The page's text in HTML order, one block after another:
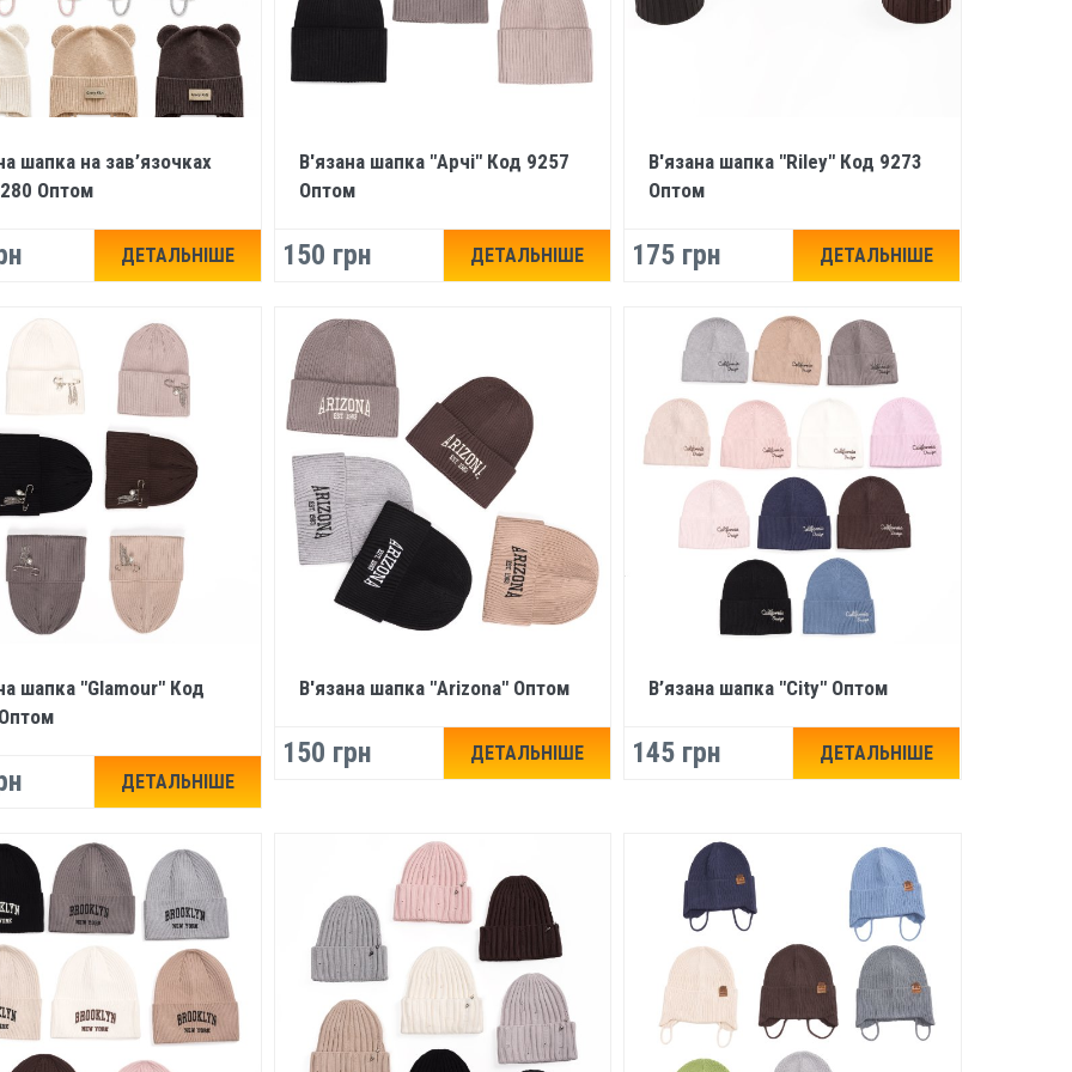
шапка на зав’язочках
Оптом
ДЕТАЛЬНІШЕ
В'язана шапка "Арчі" Код 9257
Оптом
150 грн ДЕТАЛЬНІШЕ
В'язана шапка "Riley" Код 9273
Оптом
175 грн ДЕТАЛЬНІШЕ
шапка "Glamour" Код
ДЕТАЛЬНІШЕ
В'язана шапка "Arizona" Оптом
150 грн ДЕТАЛЬНІШЕ
В’язана шапка "City" Оптом
145 грн ДЕТАЛЬНІШЕ